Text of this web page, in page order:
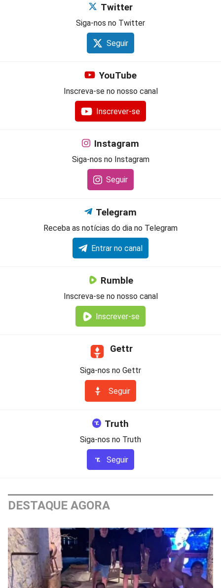
Twitter
Siga-nos no Twitter
Seguir
YouTube
Inscreva-se no nosso canal
Inscrever-se
Instagram
Siga-nos no Instagram
Seguir
Telegram
Receba as notícias do dia no Telegram
Entrar no canal
Rumble
Inscreva-se no nosso canal
Inscrever-se
Gettr
Siga-nos no Gettr
Seguir
Truth
Siga-nos no Truth
Seguir
DESTAQUE AGORA